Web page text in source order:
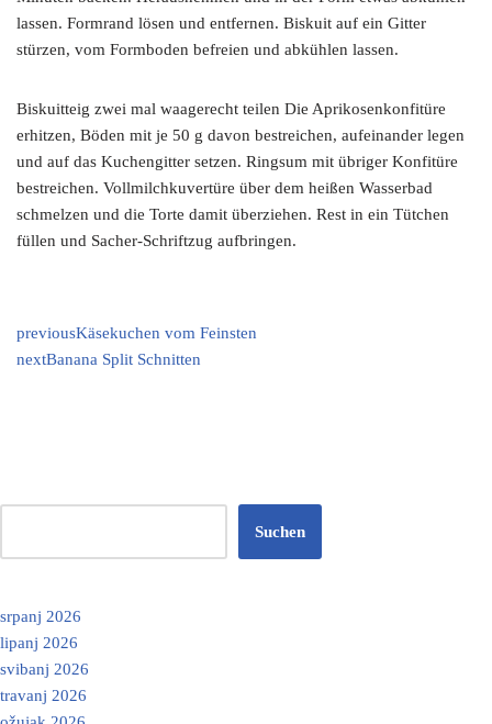
lassen. Formrand lösen und entfernen. Biskuit auf ein Gitter
stürzen, vom Formboden befreien und abkühlen lassen.
Biskuitteig zwei mal waagerecht teilen Die Aprikosenkonfitüre
erhitzen, Böden mit je 50 g davon bestreichen, aufeinander legen
und auf das Kuchengitter setzen. Ringsum mit übriger Konfitüre
bestreichen. Vollmilchkuvertüre über dem heißen Wasserbad
schmelzen und die Torte damit überziehen. Rest in ein Tütchen
füllen und Sacher-Schriftzug aufbringen.
previousKäsekuchen vom Feinsten
nextBanana Split Schnitten
Suchen
srpanj 2026
lipanj 2026
svibanj 2026
travanj 2026